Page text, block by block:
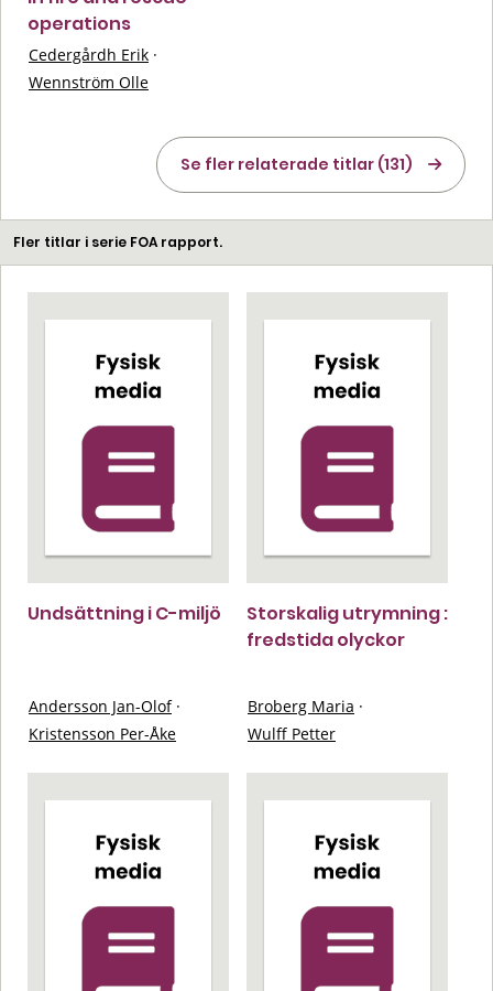
operations
Cedergårdh Erik ·
Wennström Olle
Se fler relaterade titlar (131)
Fler titlar i serie FOA rapport.
Undsättning i C-miljö
Andersson Jan-Olof ·
Kristensson Per-Åke
Storskalig utrymning :
fredstida olyckor
Broberg Maria ·
Wulff Petter